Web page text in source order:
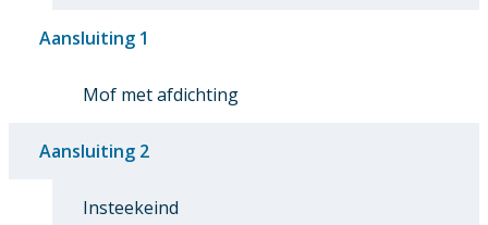
Aansluiting 1
Mof met afdichting
Aansluiting 2
Insteekeind